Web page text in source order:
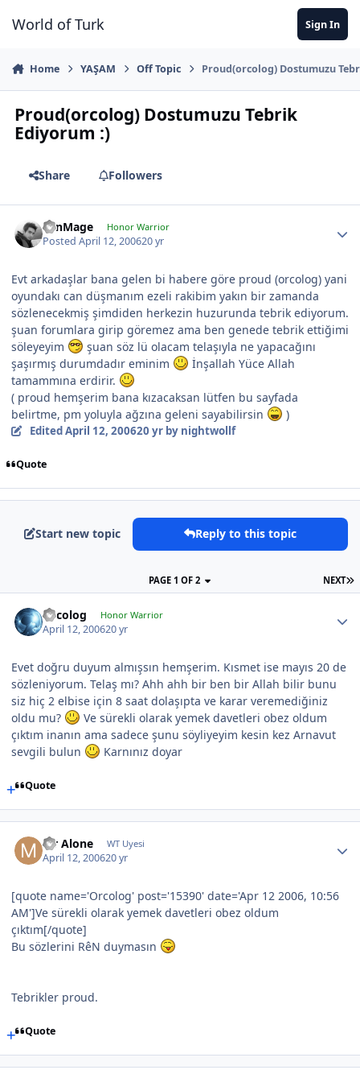
World of Turk Sign In
Home YAŞAM Off Topic Proud(orcolog) Dostumuzu
Proud(orcolog) Dostumuzu Tebrik
Ediyorum :)
Share Followers
LenMage Honor Warrior
PostedApril 12, 200620 yr
Evt arkadaşlar bana gelen bi habere göre proud (orcolog) yani
oyundakı can düşmanım ezeli rakibim yakın bir zamanda
sözlenecekmiş şimdiden herkezin huzurunda tebrik ediyorum.
şuan forumlara girip göremez ama ben genede tebrik ettiğimi
söleyeyim
şuan söz lü olacam telaşıyla ne yapacağını
şaşırmış durumdadır eminim
İnşallah Yüce Allah
tamammına erdirir.
( proud hemşerim bana kızacaksan lütfen bu sayfada
belirtme, pm yoluyla ağzına geleni sayabilirsin
)
EditedApril 12, 200620 yrby nightwollf
Quote
Start new topic Reply to this topic
NEXT
PAGE 1 OF 2
Orcolog Honor Warrior
April 12, 200620 yr
Evet doğru duyum almışsın hemşerim. Kısmet ise mayıs 20 de
sözleniyorum. Telaş mı? Ahh ahh bir ben bir Allah bilir bunu
siz hiç 2 elbise için 8 saat dolaşıpta ve karar veremediğiniz
oldu mu?
Ve sürekli olarak yemek davetleri obez oldum
çıktım inanın ama sadece şunu söyliyeyim kesin kez Arnavut
sevgili bulun
Karnınız doyar
Quote
Mr Alone WT Uyesi
April 12, 200620 yr
[quote name='Orcolog' post='15390' date='Apr 12 2006, 10:56
AM']Ve sürekli olarak yemek davetleri obez oldum
çıktım[/quote]
Bu sözlerini RêN duymasın
Tebrikler proud.
Quote